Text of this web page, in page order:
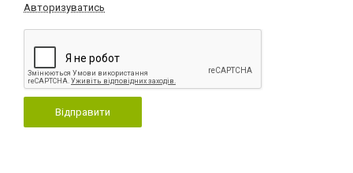
Авторизуватись
Відправити